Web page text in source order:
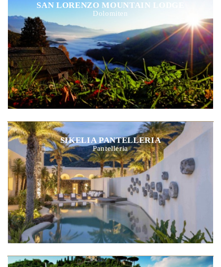
SAN LORENZO MOUNTAIN LODGE
Dolomiten
SIKELIA PANTELLERIA
Pantelleria